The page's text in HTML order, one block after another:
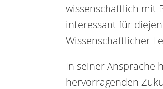
wissenschaftlich mit
interessant für
Wissenschaftlicher
In seiner Ansprache
hervorragenden